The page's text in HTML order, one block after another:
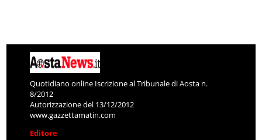
Quotidiano online Iscrizione al Tribunale di Aosta n.
8/2012
Autorizzazione del 13/12/2012
www.gazzettamatin.com
Editore